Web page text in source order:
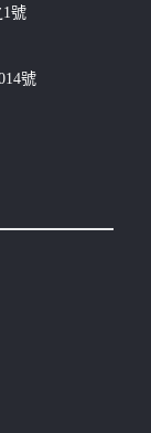
號
號